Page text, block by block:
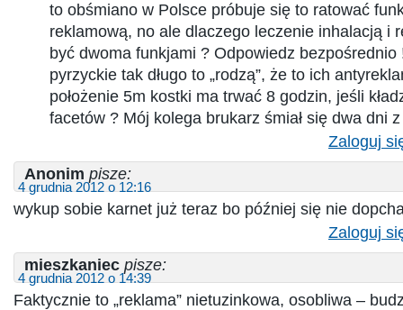
to obśmiano w Polsce próbuje się to ratować
reklamową, no ale dlaczego leczenie inhalacją i
być dwoma funkjami ? Odpowiedz
pyrzyckie tak długo to „rodzą”, że to ich
położenie 5m kostki ma trwać 8 godzin, jeśli
facetów ? Mój kolega brukarz śmiał się dwa dni
Zaloguj
Anonim pisze:
4 grudnia 2012 o 12:16
wykup sobie karnet już teraz bo później się nie
Zaloguj
mieszkaniec pisze:
4 grudnia 2012 o 14:39
Faktycznie to „reklama” nietuzinkowa, osobliwa –